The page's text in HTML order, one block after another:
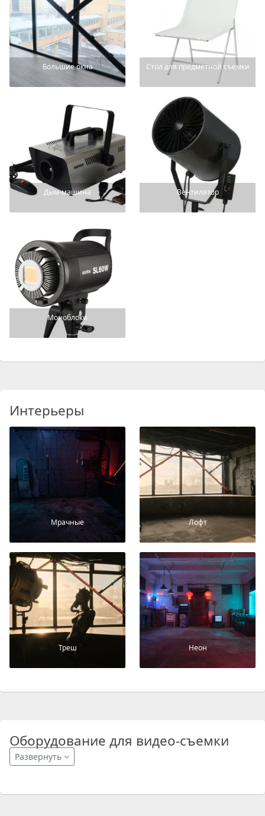
Большие окна Стол для предметной съемки
Дым-машина Вентилятор
Моноблоки
Интерьеры
Мрачные Лофт
Треш Неон
Оборудование для видео-съемки
Развернуть